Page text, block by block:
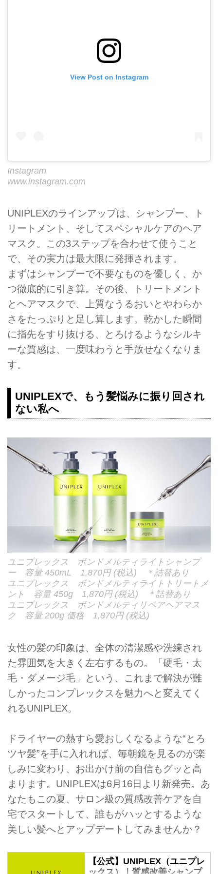
View Post on Instagram
Instagram
www.instagram.com
UNIPLEXのラインアップは、シャンプー、ト
リートメント、そしてスペシャルケアのヘア
マスク。この3ステップを合わせて使うこと
で、その実力は最大限に発揮されます。
まずはシャンプーで不要なものを優しく、か
つ徹底的に引き算。その後、トリートメント
とヘアマスクで、上質なうるおいとやわらか
さをたっぷりと足し算します。乾かした瞬間
に指先をすり抜ける、とろけるようなシルキ
ーな質感は、一度味わうと手放せなくなりま
す。
UNIPLEXで、もう髪悩みに振り回され
ない私へ
ユニプレックス ボンドメルティライトシャンプ
ー 容量 450mL 1,870円 (税込) ＊詰替あり
ユニプレックス ボンドメルティライトトリートメ
ント 容量 450g 1,870円 (税込) ＊詰替あり
ユニプレックス ボンドメルティリペアヘアマス
ク 容量 200g 価格 1,870円 (税込)
女性の髪の印象は、全体の清潔感や洗練され
た雰囲気を大きく左右するもの。「硬毛・太
毛・ダメージ毛」という、これまで解決が難
しかったコンプレックスを魅力へと変えてく
れるUNIPLEX。
ドライヤーの熱すら愛おしくなるような“とろ
ツヤ髪”を手に入れれば、毎朝鏡を見るのが楽
しみに変わり、お出かけ前の自信もグッと高
まります。UNIPLEXは6月16日より新発売。あ
なたもこの夏、サロン級の質感改善ケアを自
宅でスタートして、誰もがハッとするような
美しい髪へとアップデートしてみませんか？
【公式】UNIPLEX（ユニプレ